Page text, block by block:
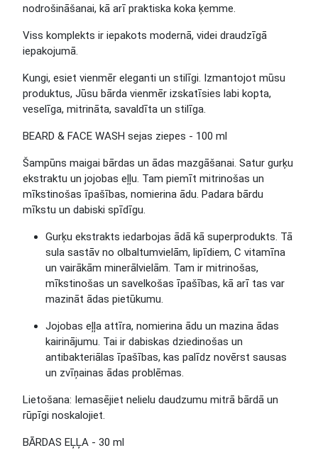
nodrošināšanai, kā arī praktiska koka ķemme.
Viss komplekts ir iepakots modernā, videi draudzīgā
iepakojumā.
Kungi, esiet vienmēr eleganti un stilīgi. Izmantojot mūsu
produktus, Jūsu bārda vienmēr izskatīsies labi kopta,
veselīga, mitrināta, savaldīta un stilīga.
BEARD & FACE WASH sejas ziepes - 100 ml
Šampūns maigai bārdas un ādas mazgāšanai. Satur gurķu
ekstraktu un jojobas eļļu. Tam piemīt mitrinošas un
mīkstinošas īpašības, nomierina ādu. Padara bārdu
mīkstu un dabiski spīdīgu.
Gurķu ekstrakts iedarbojas ādā kā superprodukts. Tā
sula sastāv no olbaltumvielām, lipīdiem, C vitamīna
un vairākām minerālvielām. Tam ir mitrinošas,
mīkstinošas un savelkošas īpašības, kā arī tas var
mazināt ādas pietūkumu.
Jojobas eļļa attīra, nomierina ādu un mazina ādas
kairinājumu. Tai ir dabiskas dziedinošas un
antibakteriālas īpašības, kas palīdz novērst sausas
un zvīņainas ādas problēmas.
Lietošana: Iemasējiet nelielu daudzumu mitrā bārdā un
rūpīgi noskalojiet.
BĀRDAS EĻĻA - 30 ml